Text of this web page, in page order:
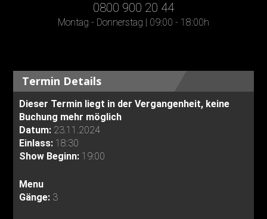
0800 900 20 44
Montag - Donnerstag | 09:00 - 18:00h
Termin Details
Dieser Termin liegt in der Vergangenheit, keine
Buchung mehr möglich
Datum: 23.11.2024
Einlass: 18:30
Show Beginn: 19:00
Menu
Gänge: 3